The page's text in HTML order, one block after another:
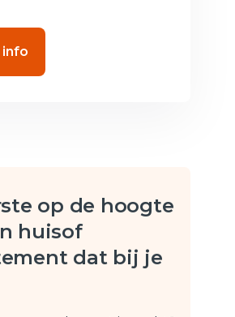
info
op de hoogte
huisof
dat bij je